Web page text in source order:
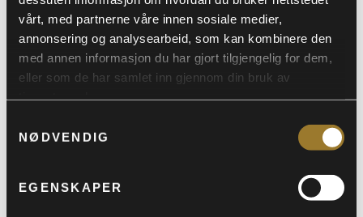
vårt, med partnerne våre innen sosiale medier,
annonsering og analysearbeid, som kan kombinere den
med annen informasjon du har gjort tilgjengelig for dem,
eller som de har samlet inn gjennom din bruk av
NØDVENDIG
EGENSKAPER
KAN
Lørdag 11 mai braker det løs med en
dobbel-konsert med Hard Rock Legacy – an
evening with tributes to Europe and Dio